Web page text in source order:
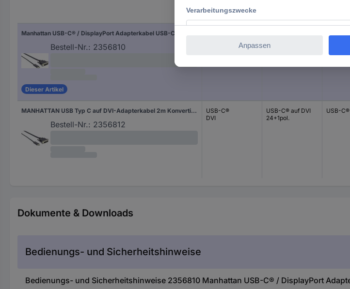
Anschluss-Typ
Bestell-Nr.: 2356810
Dieser Artikel
MANHATTAN USB Typ C auf DVI-Adapterkabel 2m Konvertiert das Alternate-Mode-Signal in ein DisplayPort 4K-Ausgangssignal schwarz
Bestell-Nr.: 2356812
USB-C®
DVI
USB-C® auf DVI
24+1pol.
USB-
Dokumente & Downloads
Bedienungs- und Sicherheitshinweise
Bedienungs- und Sicherheitshinweise 2356810 Manhattan USB-C® / DisplayPort